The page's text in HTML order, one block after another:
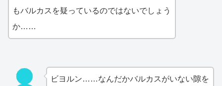
もバルカスを疑っているのではないでしょう
か……
ビヨルン……なんだかバルカスがいない隙を